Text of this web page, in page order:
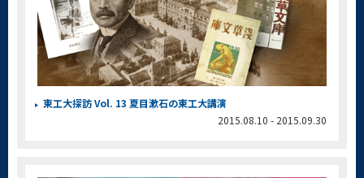
東工大探訪 Vol. 13 夏目漱石の東工大講演
2015.08.10 - 2015.09.30